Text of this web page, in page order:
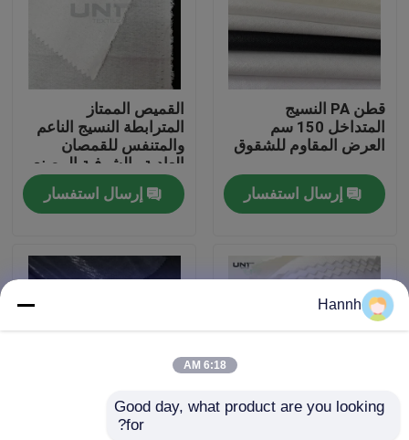
عنّا
جولة في المصنع
مراقبة الجودة
اتصل بنا
أخبار
القضايا
قطن PA النسيج
المتداخل 150 سم
العرض المقاوم للشقوق
إرسال استفسار
القميص الممتاز
المترابطة النسيج الناعم
والمتنفس للقمصان
العادية والشرفية المصنع
المباشر
إرسال استفسار
القميص بينها اختر من بين
Hannh
6:18 AM
Good day, what product are you looking
for?